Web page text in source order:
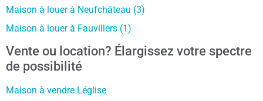
Maison à louer à Neufchâteau (3)
Maison à louer à Fauvillers (1)
Vente ou location? Élargissez votre spectre
de possibilité
Maison à vendre Léglise